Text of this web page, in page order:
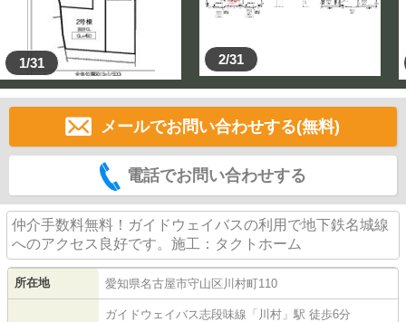
1/31 2/31
メールでお問い合わせする(無料)
電話でお問い合わせする
仲介手数料無料！ガイドウェイバスの利用で地下鉄名城線
へのアクセス良好です。施工：タクトホーム
所在地 愛知県名古屋市守山区 川村町110
ガイドウェイバス志段味線 「 川村 」駅 徒歩6分